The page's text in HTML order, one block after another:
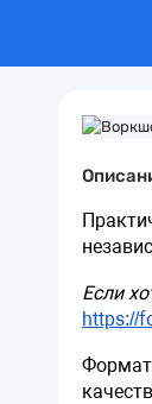
https://
Формат